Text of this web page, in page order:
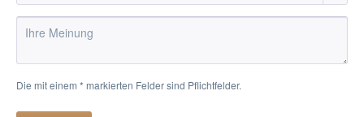
Die mit einem * markierten Felder sind Pflichtfelder.